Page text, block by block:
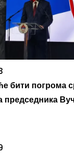
бити погрома
председника